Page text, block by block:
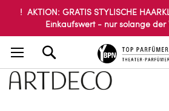
! AKTION: GRATIS STYLISCHE
Einkaufswert - nur solange der